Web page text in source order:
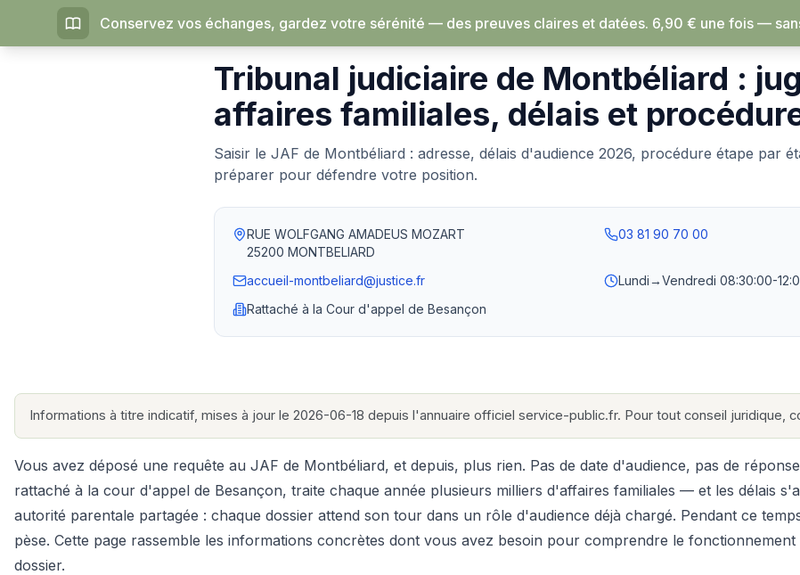
Conservez vos échanges, gardez votre sérénité — des preuves claires et datées. 6,90 € une fois — sans abonnement,
Accueil › Tribunaux judiciaires › Montbéliard
Tribunal judiciaire de Montbéliard :
affaires familiales, délais et
Saisir le JAF de Montbéliard : adresse, délais d'audience 2026, procédure étape par
préparer pour défendre votre position.
RUE WOLFGANG AMADEUS MOZART
25200 MONTBELIARD
03 81 90 70 00
accueil-montbeliard@justice.fr Lundi→Vendredi 08:30:00-
Rattaché à la Cour d'appel de Besançon
Informations à titre indicatif, mises à jour le 2026-06-18 depuis l'annuaire officiel service-public.fr. Pour tout conseil juridique,
Vous avez déposé une requête au JAF de Montbéliard, et depuis, plus rien. Pas de date d'audience, pas de
rattaché à la cour d'appel de Besançon, traite chaque année plusieurs milliers d'affaires familiales — et les délais
autorité parentale partagée : chaque dossier attend son tour dans un rôle d'audience déjà chargé. Pendant ce
pèse. Cette page rassemble les informations concrètes dont vous avez besoin pour comprendre le
dossier.